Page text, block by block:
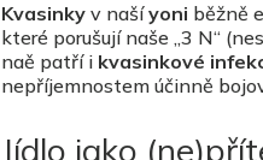
Kvasinky v našíyoni běžně
které porušují naše „3 N“
naě patří i kvasinkové
nepříjemnostem účinně
Jídlo jako